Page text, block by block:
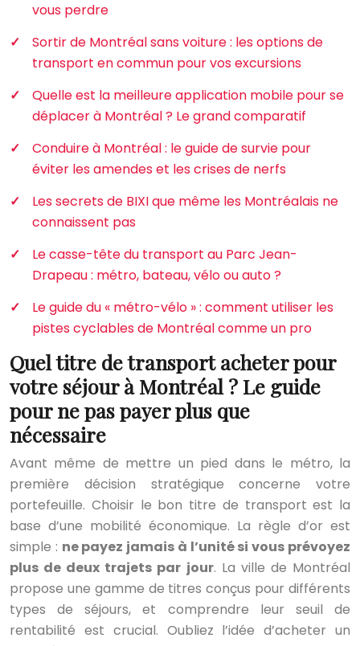
vous perdre
Sortir de Montréal sans voiture : les options de
transport en commun pour vos excursions
Quelle est la meilleure application mobile pour se
déplacer à Montréal ? Le grand comparatif
Conduire à Montréal : le guide de survie pour
éviter les amendes et les crises de nerfs
Les secrets de BIXI que même les Montréalais ne
connaissent pas
Le casse-tête du transport au Parc Jean-
Drapeau : métro, bateau, vélo ou auto ?
Le guide du « métro-vélo » : comment utiliser les
pistes cyclables de Montréal comme un pro
Quel titre de transport acheter pour
votre séjour à Montréal ? Le guide
pour ne pas payer plus que
nécessaire
Avant même de mettre un pied dans le métro, la
première décision stratégique concerne votre
portefeuille. Choisir le bon titre de transport est la
base d’une mobilité économique. La règle d’or est
simple : ne payez jamais à l’unité si vous prévoyez
plus de deux trajets par jour. La ville de Montréal
propose une gamme de titres conçus pour différents
types de séjours, et comprendre leur seuil de
rentabilité est crucial. Oubliez l’idée d’acheter un